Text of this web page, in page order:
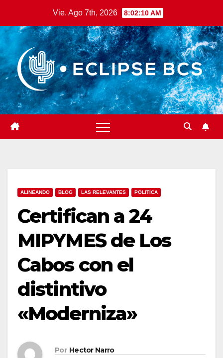
contenido
Vie. Ago 7th, 2026 8:02:11 AM
ALINEANDO BLOG LAS RELEVANTES POLITICA
Certifican a 24
MIPYMES de Los
Cabos con el
distintivo
«Moderniza»
Por Hector Narro